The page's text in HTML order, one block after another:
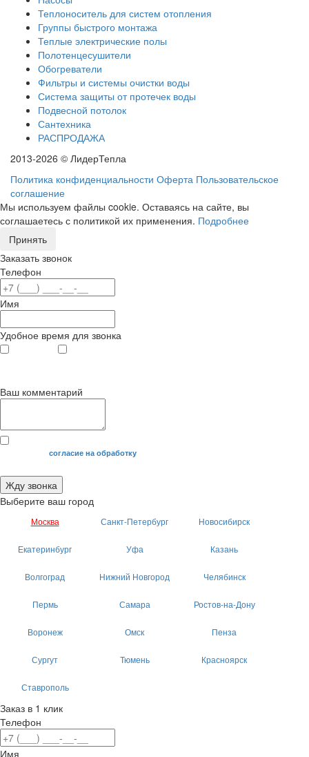
Теплоноситель для систем отопления
Группы быстрого монтажа
Теплые электрические полы
Полотенцесушители
Обогреватели
Фильтры и системы очистки воды
Система защиты от протечек воды
Подвесной потолок
Сантехника
РАСПРОДАЖА
2013-2026 © ЛидерТепла
Политика конфиденциальности Оферта Пользовательское
соглашение
Мы используем файлы cookie. Оставаясь на сайте, вы
соглашаетесь с политикой их применения. Подробнее
Принять
Заказать звонок
Телефон
Имя
Удобное время для звонка
Ваш комментарий
Я даю своесогласие на обработку
Жду звонка
Выберите ваш город
Москва Санкт-Петербург Новосибирск
Екатеринбург Уфа Казань
Волгоград Нижний Новгород Челябинск
Пермь Самара Ростов-на-Дону
Воронеж Омск Пенза
Сургут Тюмень Красноярск
Ставрополь
Заказ в 1 клик
Телефон
Имя